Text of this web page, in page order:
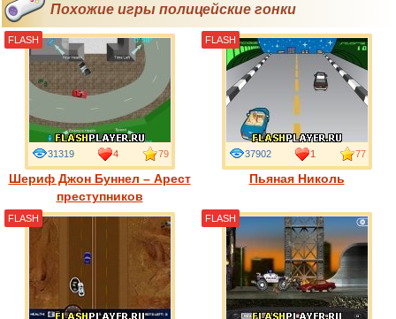
Похожие игры полицейские гонки
Шериф Джон Буннел – Арест
преступников
31319 4 79
FLASH
Пьяная Николь
37902 1 77
FLASH
FLASH FLASH